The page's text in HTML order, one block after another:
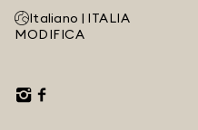
Italiano | ITALIA
MODIFICA